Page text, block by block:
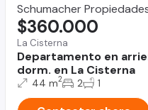
Schumacher
La Cisterna
Departamento en
dorm. en La Cisterna
$360.000
44 m2 2 1